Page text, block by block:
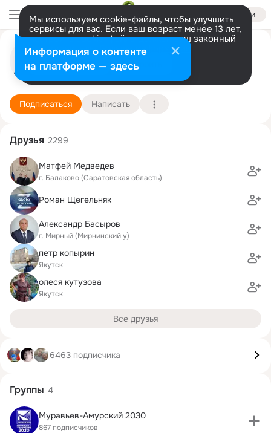
Войти
Мы используем cookie-файлы, чтобы улучшить
сервисы для вас. Если ваш возраст менее 13 лет,
настроить cookie-файлы должен ваш законный
представитель. Больше информации
Разрешить все Настроить
Айсен Николаев
22 января (54 года)
Подробнее
Подписаться Написать
Друзья 2299
Матфей Медведев
г. Балаково (Саратовская область)
Роман Щегельняк
Александр Басыров
г. Мирный (Мирнинский у)
петр копырин
Якутск
олеся кутузова
Якутск
Все друзья
6463 подписчика
Группы 4
Муравьев-Амурский 2030
867 подписчиков
Информация о контенте
на платформе — здесь